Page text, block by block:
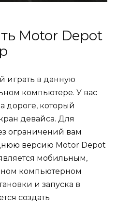
Motor Depot
играть в данную
компьютере. У вас
дороге, который
девайса. Для
ограничений вам
версию Motor Depot
мобильным,
компьютерном
и запуска в
создать